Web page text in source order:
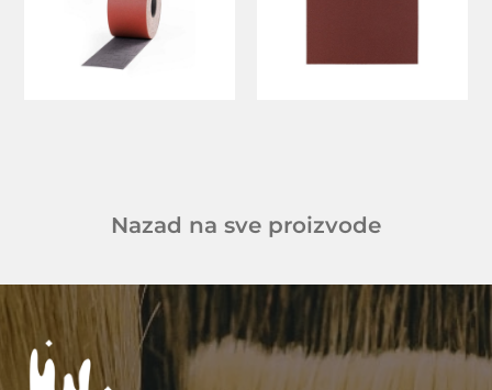
Nazad na sve proizvode